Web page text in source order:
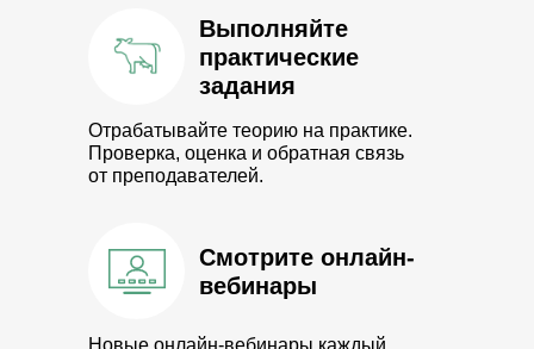
Смотрите онлайн-
вебинары
Новые онлайн-вебинары каждый
Выполняйте
практические
задания
Отрабатывайте теорию на практике.
Проверка, оценка и обратная связь
от преподавателей.